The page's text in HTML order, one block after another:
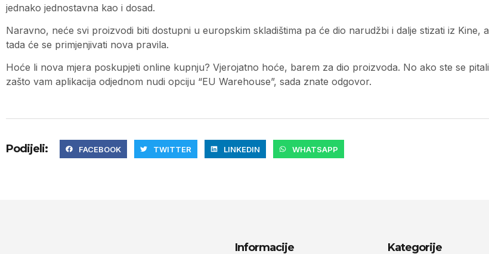
jednako jednostavna kao i dosad.
Naravno, neće svi proizvodi biti dostupni u europskim skladištima pa će dio narudžbi i dalje stizati iz Kine, a
tada će se primjenjivati nova pravila.
Hoće li nova mjera poskupjeti online kupnju? Vjerojatno hoće, barem za dio proizvoda. No ako ste se pitali
zašto vam aplikacija odjednom nudi opciju “EU Warehouse”, sada znate odgovor.
Podijeli: FACEBOOK TWITTER LINKEDIN WHATSAPP
Informacije Kategorije